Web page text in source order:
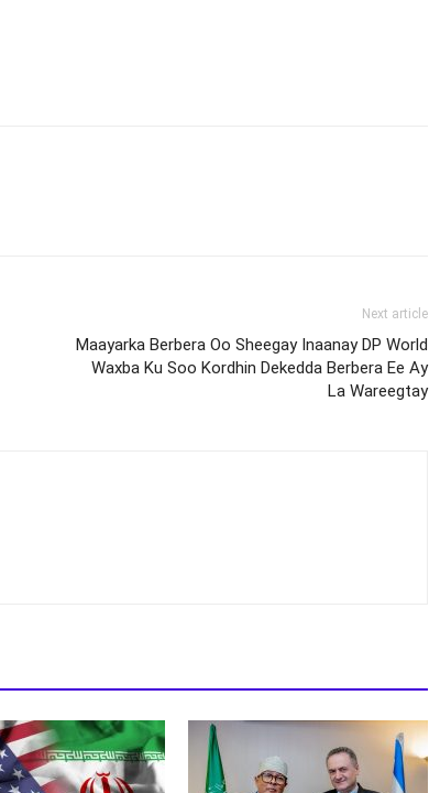
Next article
Maayarka Berbera Oo Sheegay Inaanay DP World
Waxba Ku Soo Kordhin Dekedda Berbera Ee Ay
La Wareegtay